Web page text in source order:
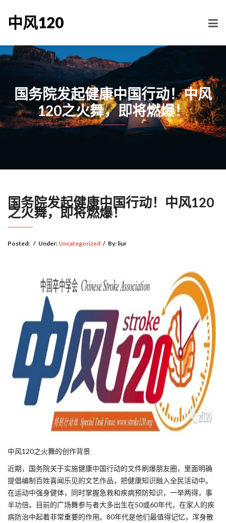
中风120
国务院发起健康中国行动！中风
120之火舞，即将燃爆！
国务院发起健康中国行动！中风120
之火舞，即将燃爆！
Posted: / Under: Uncategorized / By: liur
中风120之火舞的创作背景
近期，国务院关于实施健康中国行动的文件刷爆朋友圈，里面明确
提倡编制百姓喜闻乐见的文艺作品，把健康知识融入全民活动中。
在运动中强身健体，同时掌握急救和疾病预防知识，一举两得，事
半功倍。目前的广场舞参与者大多出生在50或60年代，在家人的疾
病防治中起着非常重要的作用。80年代是他们最值得记忆，浑身散